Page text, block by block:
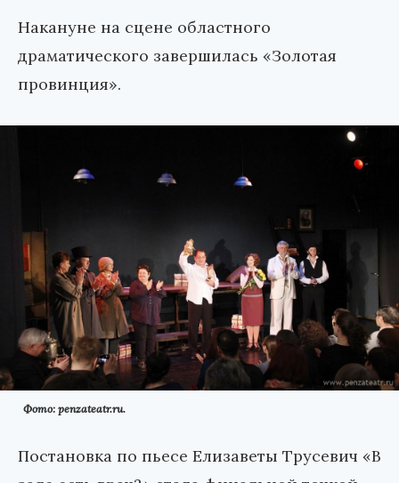
Накануне на сцене областного
драматического завершилась «Золотая
провинция».
Фото: penzateatr.ru.
Постановка по пьесе Елизаветы Трусевич «В